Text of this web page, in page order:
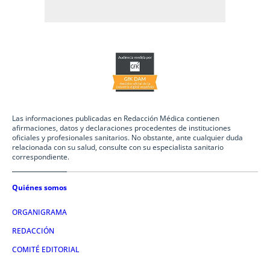
Las informaciones publicadas en Redacción Médica contienen
afirmaciones, datos y declaraciones procedentes de instituciones
oficiales y profesionales sanitarios. No obstante, ante cualquier duda
relacionada con su salud, consulte con su especialista sanitario
correspondiente.
Quiénes somos
ORGANIGRAMA
REDACCIÓN
COMITÉ EDITORIAL